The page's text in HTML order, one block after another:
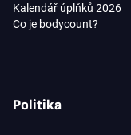
Kalendář úplňků 2026
Co je bodycount?
Politika